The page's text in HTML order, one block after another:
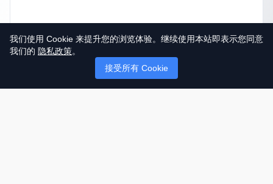
我们使用 Cookie 来提升您的浏览体验。继续使用本站即表示您同意
我们的 隐私政策。
接受所有 Cookie